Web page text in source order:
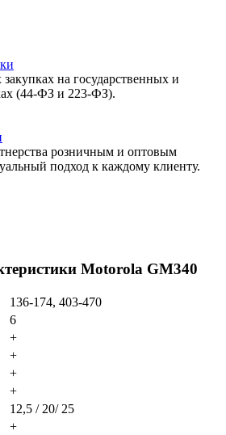
на государственных и
(44-ФЗ и 223-ФЗ).
розничным и оптовым
подход к каждому клиенту.
Motorola GM340
136-174, 403-470
6
+
+
+
+
12,5 / 20/ 25
+